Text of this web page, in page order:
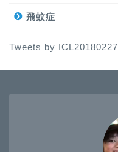
飛蚊症
Tweets by ICL20180227